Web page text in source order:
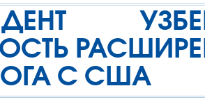
С США